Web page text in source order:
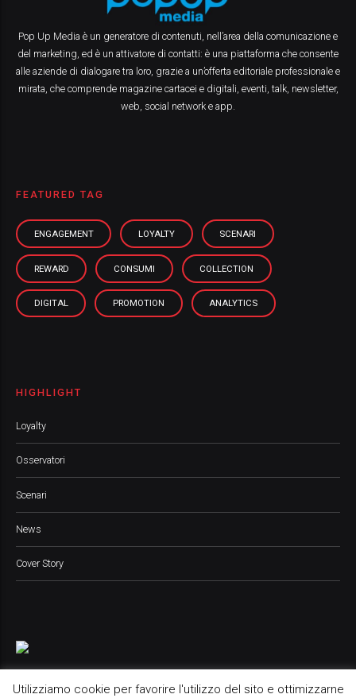
Pop Up Media è un generatore di contenuti, nell’area della comunicazione e
del marketing, ed è un attivatore di contatti: è una piattaforma che consente
alle aziende di dialogare tra loro, grazie a un’offerta editoriale professionale e
mirata, che comprende magazine cartacei e digitali, eventi, talk, newsletter,
web, social network e app.
FEATURED TAG
ENGAGEMENT LOYALTY SCENARI
REWARD CONSUMI COLLECTION
DIGITAL PROMOTION ANALYTICS
HIGHLIGHT
Loyalty
Osservatori
Scenari
News
Cover Story
Utilizziamo cookie per favorire l'utilizzo del sito e ottimizzarne